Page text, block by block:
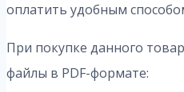
оплатить удобным
При покупке данного
файлы в PDF-формате: